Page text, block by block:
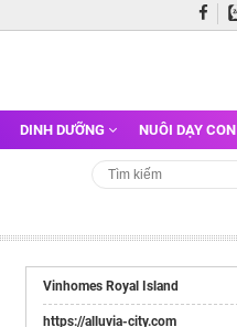
DINH DƯỠNG NUÔI DẠY CON
Vinhomes Royal Island
https://alluvia-city.com